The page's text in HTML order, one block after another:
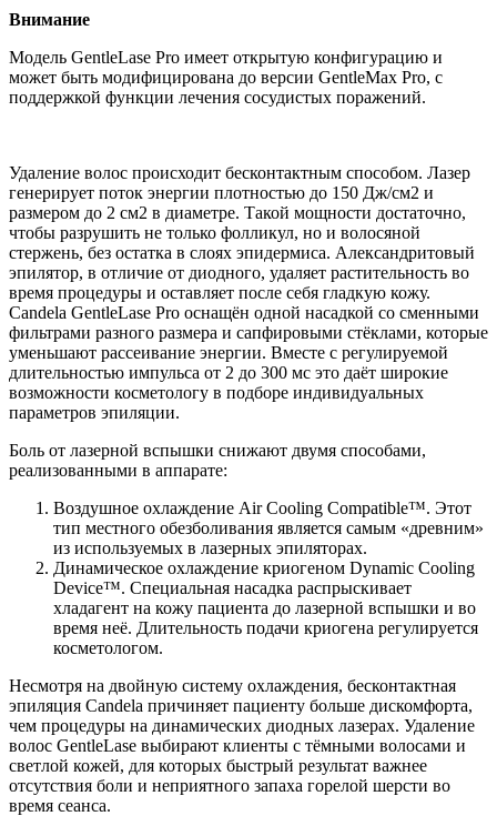
Внимание
Модель GentleLase Pro имеет открытую конфигурацию и
может быть модифицирована до версии GentleMax Pro, с
поддержкой функции лечения сосудистых поражений.
Удаление волос происходит бесконтактным способом. Лазер
генерирует поток энергии плотностью до 150 Дж/см2 и
размером до 2 см2 в диаметре. Такой мощности достаточно,
чтобы разрушить не только фолликул, но и волосяной
стержень, без остатка в слоях эпидермиса. Александритовый
эпилятор, в отличие от диодного, удаляет растительность во
время процедуры и оставляет после себя гладкую кожу.
Candela GentleLase Pro оснащён одной насадкой со сменными
фильтрами разного размера и сапфировыми стёклами, которые
уменьшают рассеивание энергии. Вместе с регулируемой
длительностью импульса от 2 до 300 мс это даёт широкие
возможности косметологу в подборе индивидуальных
параметров эпиляции.
Боль от лазерной вспышки снижают двумя способами,
реализованными в аппарате:
Воздушное охлаждение Air Cooling Compatible™. Этот
тип местного обезболивания является самым «древним»
из используемых в лазерных эпиляторах.
Динамическое охлаждение криогеном Dynamic Cooling
Device™. Специальная насадка распрыскивает
хладагент на кожу пациента до лазерной вспышки и во
время неё. Длительность подачи криогена регулируется
косметологом.
Несмотря на двойную систему охлаждения, бесконтактная
эпиляция Candela причиняет пациенту больше дискомфорта,
чем процедуры на динамических диодных лазерах. Удаление
волос GentleLase выбирают клиенты с тёмными волосами и
светлой кожей, для которых быстрый результат важнее
отсутствия боли и неприятного запаха горелой шерсти во
время сеанса.